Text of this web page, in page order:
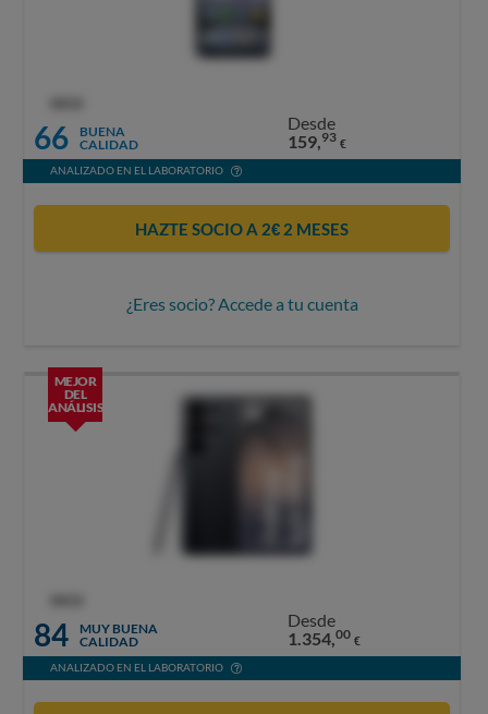
66
BUENA
CALIDAD
Desde
159,93 €
ANALIZADO EN EL LABORATORIO
HAZTE SOCIO A 2€ 2 MESES
¿Eres socio? Accede a tu cuenta
MEJOR
DEL
ANÁLISIS
84
MUY BUENA
CALIDAD
Desde
1.354,00 €
ANALIZADO EN EL LABORATORIO